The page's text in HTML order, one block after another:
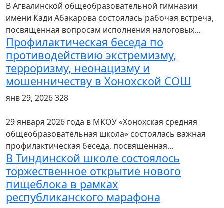
В Агвалинской общеобразовательной гимназии
имени Кади Абакарова состоялась рабочая встреча,
посвящённая вопросам исполнения налоговых…
Профилактическая беседа по
противодействию экстремизму,
терроризму, неонацизму и
мошенничеству в Хонохской СОШ
янв 29, 2026328
29 января 2026 года в МКОУ «Хонохская средняя
общеобразовательная школа» состоялась важная
профилактическая беседа, посвящённая…
В Тиндинской школе состоялось
торжественное открытие нового
пищеблока в рамках
республиканского марафона